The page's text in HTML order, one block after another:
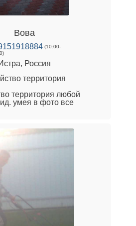
Вова
(10:00-
Россия
территория
территория любой
умея в фото все